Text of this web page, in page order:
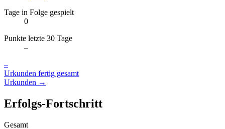
Tage in Folge gespielt
0
Punkte letzte 30 Tage
–
–
Urkunden fertig gesamt
Urkunden →
Erfolgs-Fortschritt
Gesamt